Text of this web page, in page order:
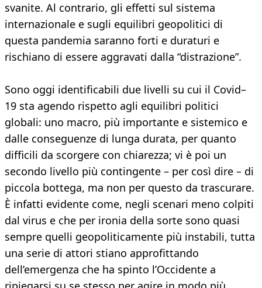
svanite. Al contrario, gli effetti sul sistema
internazionale e sugli equilibri geopolitici di
questa pandemia saranno forti e duraturi e
rischiano di essere aggravati dalla “distrazione”.
Sono oggi identificabili due livelli su cui il Covid–
19 sta agendo rispetto agli equilibri politici
globali: uno macro, più importante e sistemico e
dalle conseguenze di lunga durata, per quanto
difficili da scorgere con chiarezza; vi è poi un
secondo livello più contingente – per così dire – di
piccola bottega, ma non per questo da trascurare.
È infatti evidente come, negli scenari meno colpiti
dal virus e che per ironia della sorte sono quasi
sempre quelli geopoliticamente più instabili, tutta
una serie di attori stiano approfittando
dell’emergenza che ha spinto l’Occidente a